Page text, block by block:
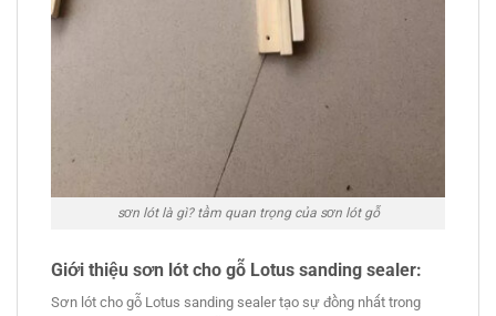
sơn lót là gì? tầm quan trọng của sơn lót gỗ
Giới thiệu sơn lót cho gỗ Lotus sanding sealer:
Sơn lót cho gỗ Lotus sanding sealer tạo sự đồng nhất trong